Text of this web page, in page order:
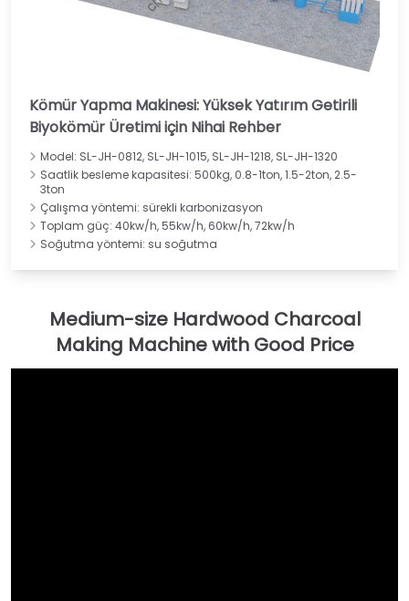
Kömür Yapma Makinesi: Yüksek Yatırım Getirili
Biyokömür Üretimi için Nihai Rehber
Model: SL-JH-0812, SL-JH-1015, SL-JH-1218, SL-JH-1320
Saatlik besleme kapasitesi: 500kg, 0.8-1ton, 1.5-2ton, 2.5-
3ton
Çalışma yöntemi: sürekli karbonizasyon
Toplam güç: 40kw/h, 55kw/h, 60kw/h, 72kw/h
Soğutma yöntemi: su soğutma